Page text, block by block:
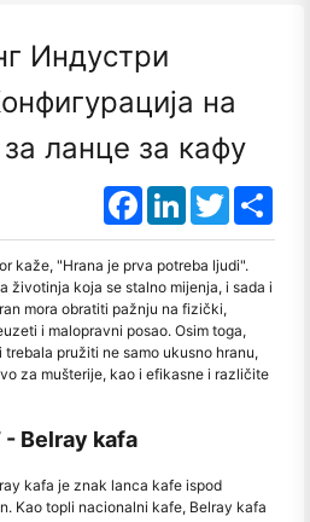
Индустри
на
ланце за кафу
FacebookLinkedInTwitter
kaže, "Hrana je prva potreba ljudi".
životinja koja se stalno mijenja, i sada i
mora obratiti pažnju na fizički,
i malopravni posao. Osim toga,
pružiti ne samo ukusno hranu,
za mušterije, kao i efikasne i različite
- Belray kafa
kafa je znak lanca kafe ispod
Kao topli nacionalni kafe, Belray kafa